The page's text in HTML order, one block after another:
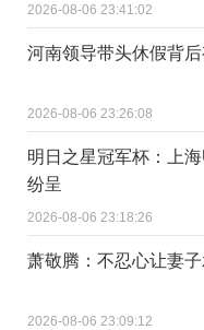
2026-08-06 23:41:02
河南领导带头休假背
2026-08-06 23:26:08
明日之星冠军杯：上
纷呈
2026-08-06 23:18:26
萧敬腾：不忍心让妻
2026-08-06 23:09:12